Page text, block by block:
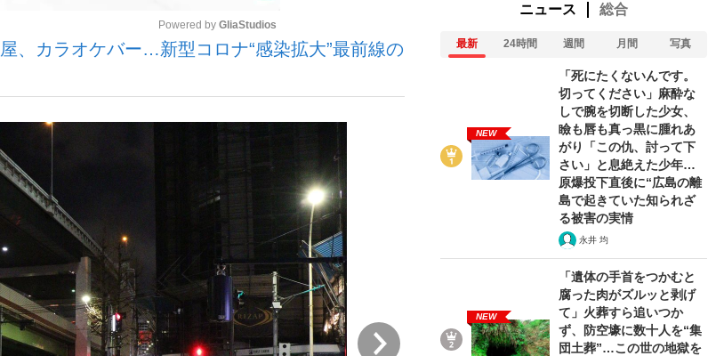
た“NPB聞... 「クマが悪者扱いされているのが悲しい」『北の国から』倉本聰氏（91...
いまさら聞けない資産運用のすべて
もっと見る
Powered by GliaStudios
、カラオケバー…新型コロナ“感染拡大”最前線の
ニュース 総合
最新 24時間 週間 月間 写真
NEW
「死にたくないんです。
切ってください」麻酔な
しで腕を切断した少女、
瞼も唇も真っ黒に腫れあ
がり「この仇、討って下
さい」と息絶えた少年…
原爆投下直後に“広島の離
島で起きていた知られざ
る被害の実情
永井 均
NEW
「遺体の手首をつかむと
腐った肉がズルッと剥げ
て」火葬すら追いつか
ず、防空壕に数十人を“集
団土葬”…この世の地獄を